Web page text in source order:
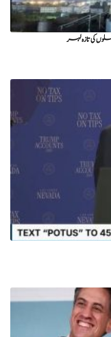
کی تازہ لہر